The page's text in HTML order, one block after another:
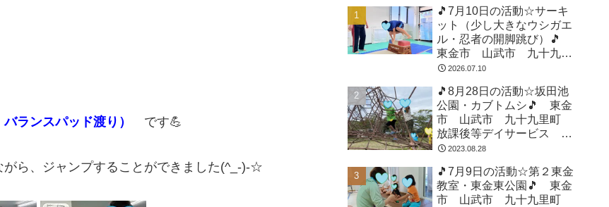
ランスパッド渡り） です💪
ら、ジャンプすることができました(^_-)-☆
🎵7月10日の活動☆サーキ
ット（少し大きなウシガエ
ル・忍者の開脚跳び）🎵
東金市 山武市 九十九里
町 放課後等デイサービ
育 教室見学
2026.07.10
🎵8月28日の活動☆坂田池
公園・カブトムシ🎵 東金
市 山武市 九十九里町
放課後等デイサービス 児
童発達支援 運動療育 教
2023.08.28
🎵7月9日の活動☆第２東金
教室・東金東公園🎵 東金
市 山武市 九十九里町